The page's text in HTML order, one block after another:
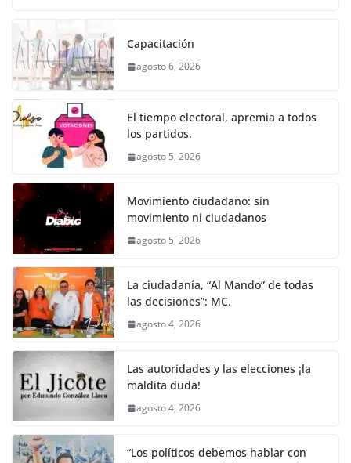
k
c
e
b
o
o
k
itt
er s
A
p
e
n
er
Capacitación
agosto 6, 2026
El tiempo electoral, apremia a todos
los partidos.
agosto 5, 2026
Movimiento ciudadano: sin
movimiento ni ciudadanos
agosto 5, 2026
La ciudadanía, “Al Mando” de todas
las decisiones”: MC.
agosto 4, 2026
Las autoridades y las elecciones ¡la
maldita duda!
agosto 4, 2026
“Los políticos debemos hablar con